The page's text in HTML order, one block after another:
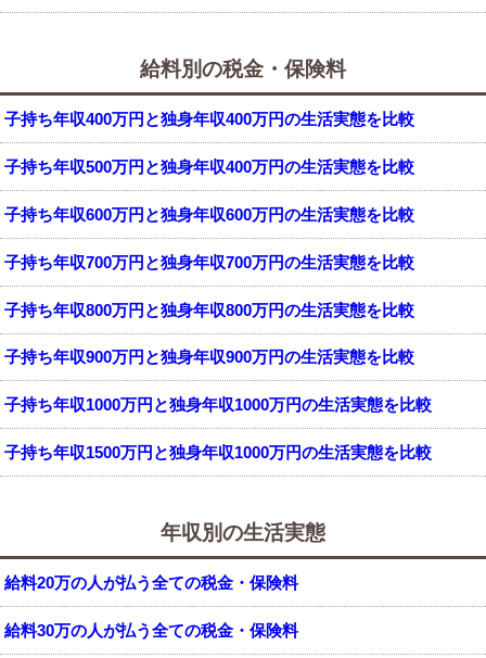
給料別の税金・保険料
子持ち年収400万円と独身年収400万円の生活実態を比較
子持ち年収500万円と独身年収400万円の生活実態を比較
子持ち年収600万円と独身年収600万円の生活実態を比較
子持ち年収700万円と独身年収700万円の生活実態を比較
子持ち年収800万円と独身年収800万円の生活実態を比較
子持ち年収900万円と独身年収900万円の生活実態を比較
子持ち年収1000万円と独身年収1000万円の生活実態を比較
子持ち年収1500万円と独身年収1000万円の生活実態を比較
年収別の生活実態
給料20万の人が払う全ての税金・保険料
給料30万の人が払う全ての税金・保険料